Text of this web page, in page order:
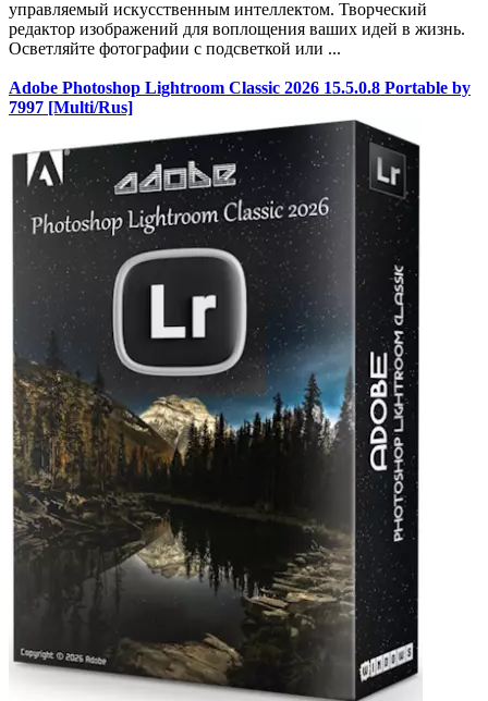
управляемый искусственным интеллектом. Творческий
редактор изображений для воплощения ваших идей в жизнь.
Осветляйте фотографии с подсветкой или ...
Adobe Photoshop Lightroom Classic 2026 15.5.0.8 Portable by
7997 [Multi/Rus]